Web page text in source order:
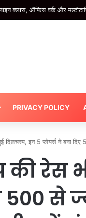
क्लास, ऑफिस वर्क और
PRIVACY POLICY
इन 5 प्लेयर्स ने बना दिए
रेस
से